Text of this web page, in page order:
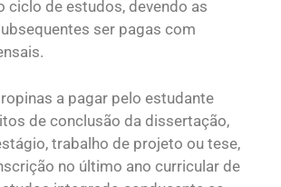
ciclo de estudos, devendo as
ser pagas com
a pagar pelo estudante
de conclusão da dissertação,
trabalho de projeto ou tese,
no último ano curricular de